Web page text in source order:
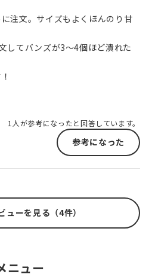
注文。サイズもよくほんのり甘
してバンズが3〜4個ほど潰れた
1人が参考になったと回答しています。
参考になった
ューを見る（4件）
ニュー